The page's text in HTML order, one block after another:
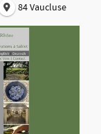
84 Vaucluse